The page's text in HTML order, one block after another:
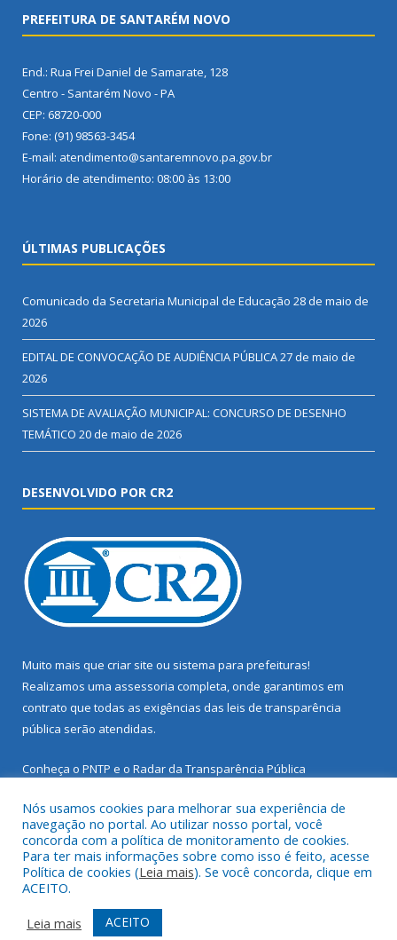
PREFEITURA DE SANTARÉM NOVO
End.: Rua Frei Daniel de Samarate, 128
Centro - Santarém Novo - PA
CEP: 68720-000
Fone: (91) 98563-3454
E-mail: atendimento@santaremnovo.pa.gov.br
Horário de atendimento: 08:00 às 13:00
ÚLTIMAS PUBLICAÇÕES
Comunicado da Secretaria Municipal de Educação 28 de maio de
2026
EDITAL DE CONVOCAÇÃO DE AUDIÊNCIA PÚBLICA27 de maio de
2026
SISTEMA DE AVALIAÇÃO MUNICIPAL: CONCURSO DE DESENHO
TEMÁTICO 20 de maio de 2026
DESENVOLVIDO POR CR2
Muito mais que criar site ou sistema para prefeituras!
Realizamos uma assessoria completa, onde garantimos em
contrato que todas as exigências das leis de transparência
pública serão atendidas.
Conheça o PNTP e o Radar da Transparência Pública
Todos os direitos reservados a Prefeitura Municipal de Santarém
Novo.
Mapa do Site
Acessar Área Administrativa
Nós usamos cookies para melhorar sua experiência de
navegação no portal. Ao utilizar nosso portal, você
concorda com a política de monitoramento de cookies.
Para ter mais informações sobre como isso é feito, acesse
Política de cookies (Leia mais). Se você concorda, clique em
ACEITO.
Leia mais
ACEITO